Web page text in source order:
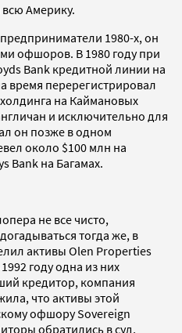
Америку.
1980-х, он
офшоров. В 1980 году при
Bank кредитной линии на
время перерегистрировал
на Каймановых
и исключительно для
он позже в одном
около $100 млн на
Bank на Багамах.
не все чисто,
тогда же, в
активы Olen Properties
году одна из них
кредитор, компания
что активы этой
офшору Sovereign
обратились в суд,